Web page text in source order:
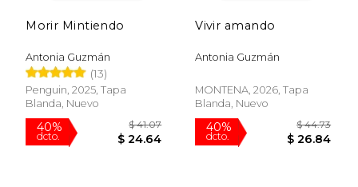
Morir Mintiendo
Antonia Guzmán
(13)
Penguin, 2025, Tapa
Blanda, Nuevo
Vivir amando
Antonia Guzmán
MONTENA, 2026, Tapa
Blanda, Nuevo